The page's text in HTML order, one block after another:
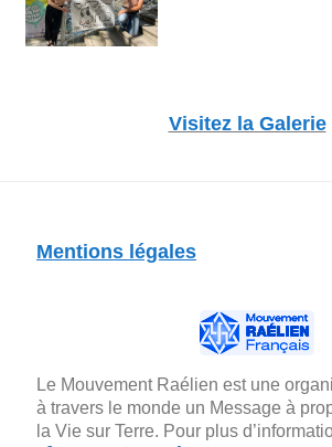
Visitez la Galerie
Mentions légales
Le Mouvement Raélien est une
à travers le monde un Message à
la Vie sur Terre. Pour plus